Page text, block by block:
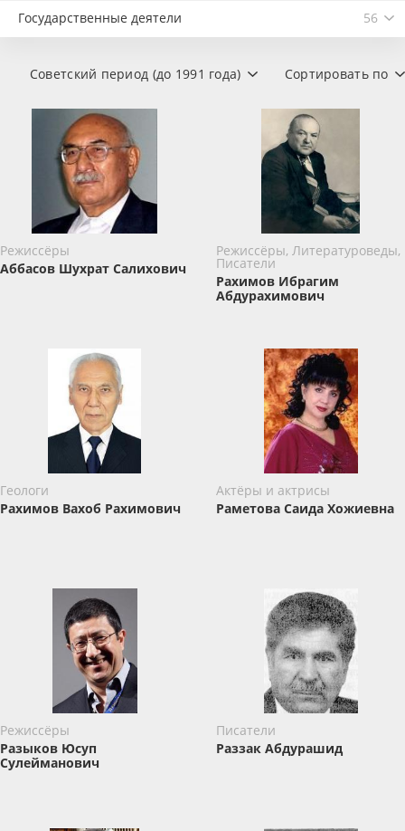
Государственные деятели 56
Сортировать по
Советский период (до 1991 года)
Режиссёры
Аббасов Шухрат Салихович
Режиссёры, Литературоведы,
Писатели
Рахимов Ибрагим
Абдурахимович
Геологи
Рахимов Вахоб Рахимович
Актёры и актрисы
Раметова Саида Хожиевна
Режиссёры
Разыков Юсуп
Сулейманович
Писатели
Раззак Абдурашид